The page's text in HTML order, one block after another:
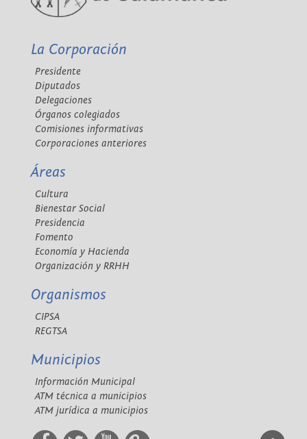
La Corporación
Presidente
Diputados
Delegaciones
Órganos colegiados
Comisiones informativas
Corporaciones anteriores
Áreas
Cultura
Bienestar Social
Presidencia
Fomento
Economía y Hacienda
Organización y RRHH
Organismos
CIPSA
REGTSA
Municipios
Información Municipal
ATM técnica a municipios
ATM jurídica a municipios